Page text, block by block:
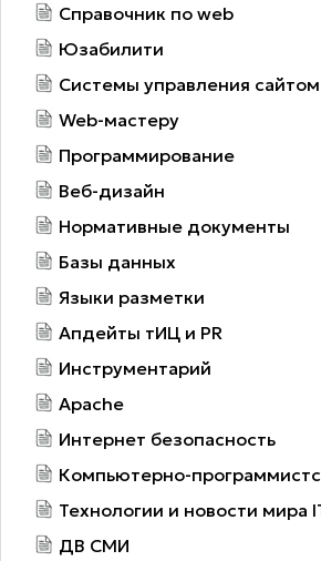
Справочник по web
Юзабилити
Системы управления сайтом
Web-мастеру
Программирование
Веб-дизайн
Нормативные документы
Базы данных
Языки разметки
Апдейты тИЦ и PR
Инструментарий
Apache
Интернет безопасность
Компьютерно-
Технологии и новости мира
ДВ СМИ